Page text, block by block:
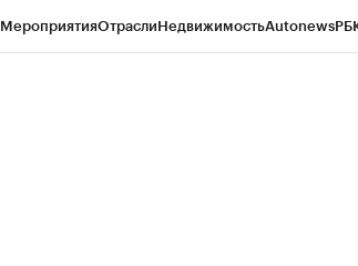
МероприятияОтраслиНедвижимостьAutonews